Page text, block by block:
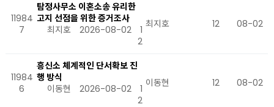
11984
7
탐정사무소 이혼소송 유리한
고지 선점을 위한 증거조사
최지호
2026-08-02
1
2
최지호 12 08-02
11984
6
흥신소 체계적인 단서확보 진
행 방식
이동현
2026-08-02
1
2
이동현 12 08-02